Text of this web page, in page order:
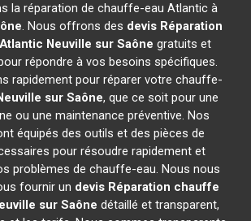
la réparation de chauffe-eau Atlantic à
. Nous offrons des devis Réparation
Neuville sur Saône gratuits et
répondre à vos besoins spécifiques.
rapidement pour réparer votre chauffe-
sur Saône, que ce soit pour une
ou une maintenance préventive. Nos
équipés des outils et des pièces de
pour résoudre rapidement et
problèmes de chauffe-eau. Nous nous
fournir un devis Réparation chauffe
sur Saône détaillé et transparent,